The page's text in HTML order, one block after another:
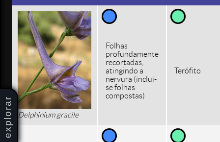
explorar Delphinium gracile
Folhas
profundamente
recortadas,
atingindo a
nervura (inclui-
se folhas
compostas)
Terófito